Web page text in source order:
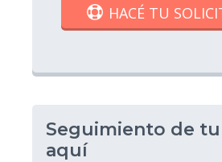
HACÉ TU
Seguimiento de
aquí